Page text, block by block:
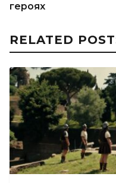
героях
RELATED